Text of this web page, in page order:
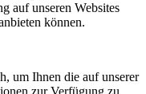
auf unseren Websites
können.
um Ihnen die auf unserer